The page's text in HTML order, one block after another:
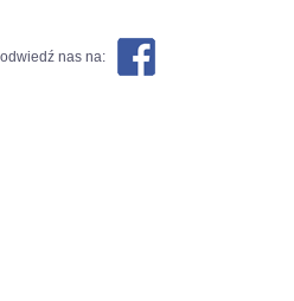
odwiedź nas na: